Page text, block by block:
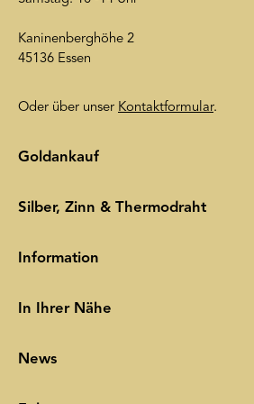
Kaninenberghöhe 2
45136 Essen
Oder über unser Kontaktformular.
Goldankauf
Silber, Zinn & Thermodraht
Information
In Ihrer Nähe
News